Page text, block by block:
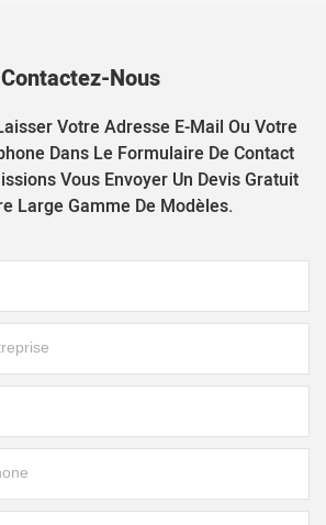
Contactez-Nous
Votre Adresse E-Mail Ou Votre
Dans Le Formulaire De Contact
Vous Envoyer Un Devis Gratuit
Large Gamme De Modèles.